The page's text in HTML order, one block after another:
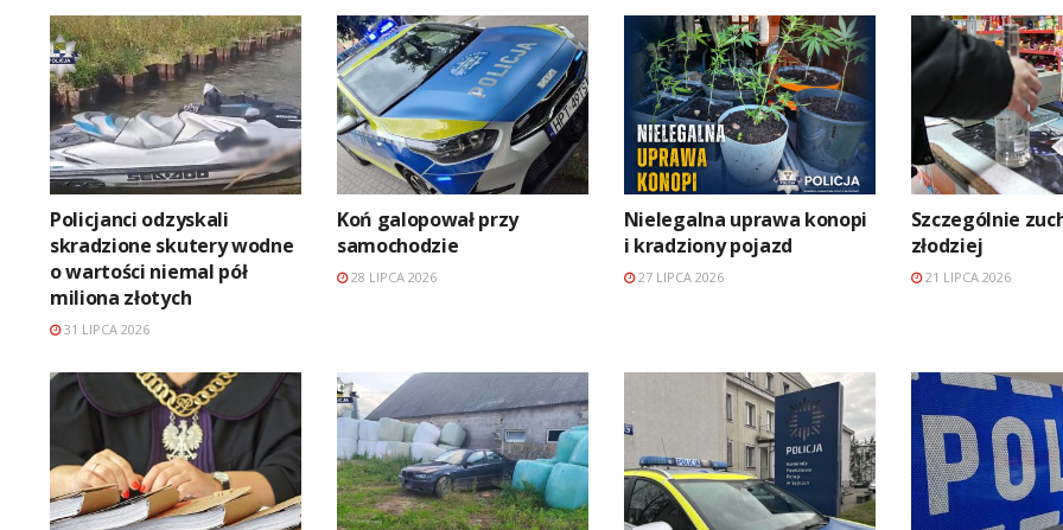
Policjanci odzyskali
skradzione skutery wodne
o wartości niemal pół
miliona złotych
31 LIPCA 2026
Koń galopował przy
samochodzie
28 LIPCA 2026
Nielegalna uprawa konopi
i kradziony pojazd
27 LIPCA 2026
Szczególnie
złodziej
21 LIPCA 2026